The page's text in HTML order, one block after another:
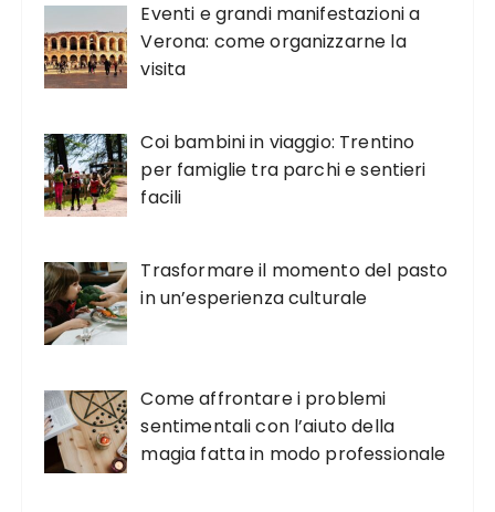
Eventi e grandi manifestazioni a
Verona: come organizzarne la
visita
Coi bambini in viaggio: Trentino
per famiglie tra parchi e sentieri
facili
Trasformare il momento del pasto
in un’esperienza culturale
Come affrontare i problemi
sentimentali con l’aiuto della
magia fatta in modo professionale